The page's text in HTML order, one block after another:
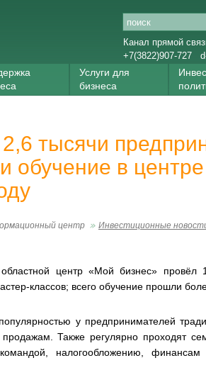
Канал прямой
+7(3822)907-727
Услуги для
бизнеса
тысячи
обучение в
центр Инвестиционные
центр «Мой бизнес» провёл
классов; всего обучение прошли
у предпринимателей
продажам. Также регулярно проходят
налогообложению,